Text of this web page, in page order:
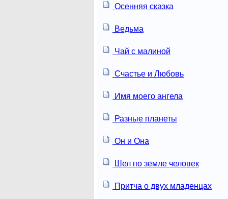
Осенняя сказка
Ведьма
Чай с малиной
Счастье и Любовь
Имя моего ангела
Разные планеты
Он и Она
Шел по земле человек
Притча о двух младенцах